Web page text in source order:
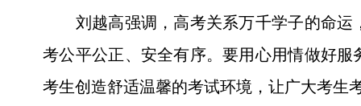
刘越高强调，高考关系万千学子的命运
考公平公正、安全有序。要用心用情做好
考生创造舒适温馨的考试环境，让广大考生